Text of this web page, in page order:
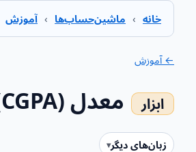
خانه › ماشین‌حساب‌ها › آموزش
← آموزش
معدل (CGPA) ↔ درصد
زبان‌های دیگر